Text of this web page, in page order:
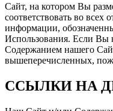
Сайт, на котором Вы
соответствовать во всех
информации,
Использования. Если Вы
Содержанием нашего
вышеперечисленных,
ССЫЛКИ НА